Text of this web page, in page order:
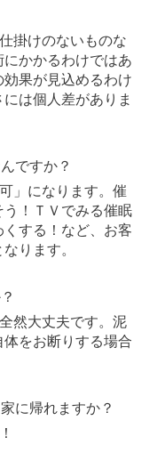
掛けのないものな
かかるわけではあ
果が見込めるわけ
は個人差がありま
ですか？
」になります。催
！ＴＶでみる催眠
する！など、お客
ります。
然大丈夫です。泥
をお断りする場合
に帰れますか？